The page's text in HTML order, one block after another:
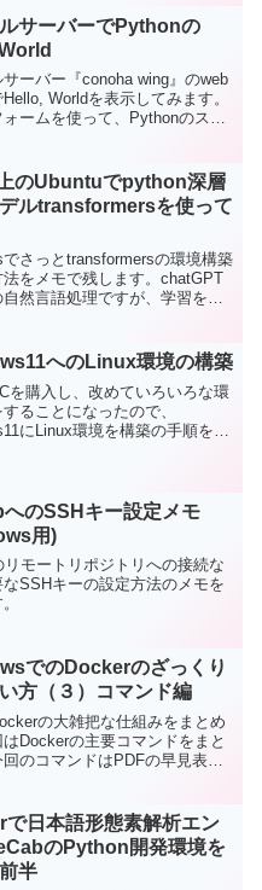
ているPythonのバージョンが
るため、最新バージョンが入
よいというわけではありませ
では、複数バージョンのPython
ールと使い分け方法を考えて
サーバーでPythonの
サーバー『conoha wing』のweb
Worldを表示してみます。
ォームを使って、Pythonのスク
の準備）、HTMLファイ
、Pythonスクリプトの準備、フ
ーミッション設定、結果確
のUbuntuでpython深層
ルtransformersを使って
でさっとtransformersの環境構築
法をメモで残します。chatGPT
然言語処理ですが、学習を開
使ってみるところまでやって
へのLinux環境の構築
を購入し、改めていろいろな環
ることになったので、
にLinux環境を構築の手順をメ
されているから非常に簡単で
のSSHキー設定メモ
用)
リモートリポジトリへの接続な
なSSHキーの設定方法のメモを
でのDockerのざっくり
方（３）コマンド編
の大雑把な仕組みをまとめ
Dockerの主要コマンドをまと
のコマンドはPDFの早見表に
たらと思います。
で日本語形態素解析エン
のPython開発環境を
半